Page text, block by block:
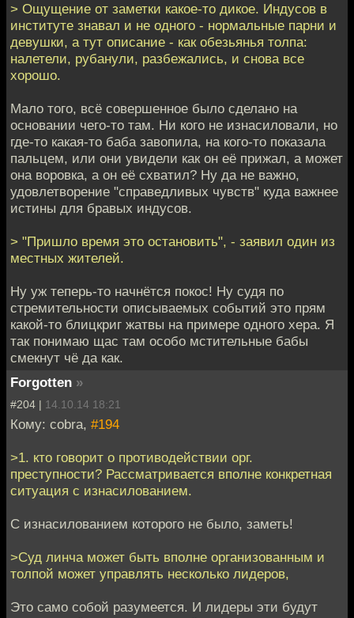
> Ощущение от заметки какое-то дикое. Индусов в
институте знавал и не одного - нормальные парни и
девушки, а тут описание - как обезьянья толпа:
налетели, рубанули, разбежались, и снова все
хорошо.
Мало того, всё совершенное было сделано на
основании чего-то там. Ни кого не изнасиловали, но
где-то какая-то баба завопила, на кого-то показала
пальцем, или они увидели как он её прижал, а может
она воровка, а он её схватил? Ну да не важно,
удовлетворение "справедливых чувств" куда важнее
истины для бравых индусов.
> "Пришло время это остановить", - заявил один из
местных жителей.
Ну уж теперь-то начнётся покос! Ну судя по
стремительности описываемых событий это прям
какой-то блицкриг жатвы на примере одного хера. Я
так понимаю щас там особо мстительные бабы
смекнут чё да как.
Forgotten »
#204 | 14.10.14 18:21
Кому: cobra, #194
>1. кто говорит о противодействии орг.
преступности? Рассматривается вполне конкретная
ситуация с изнасилованием.
С изнасилованием которого не было, заметь!
>Суд линча может быть вполне организованным и
толпой может управлять несколько лидеров,
Это само собой разумеется. И лидеры эти будут